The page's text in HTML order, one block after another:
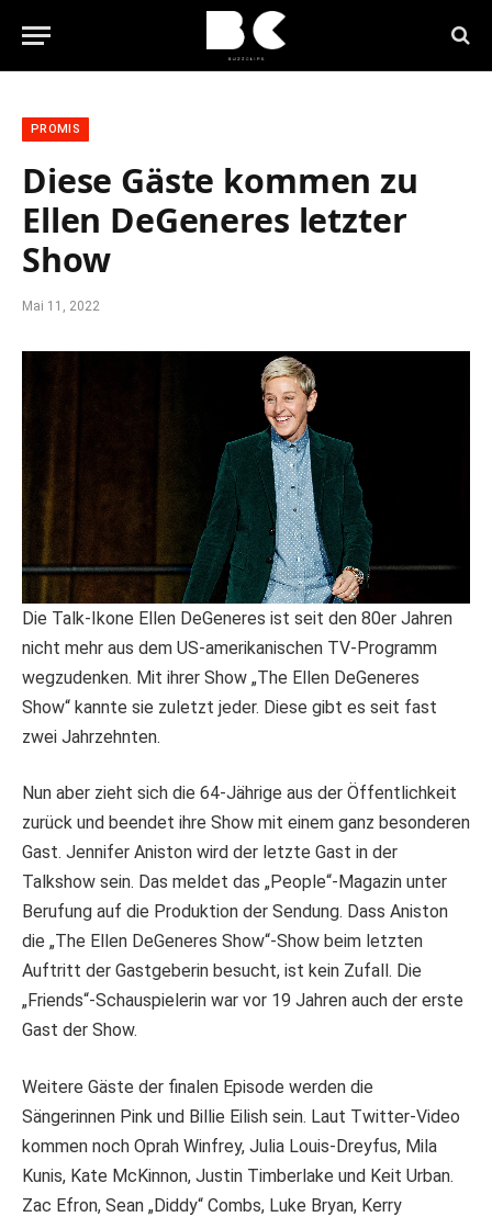
PROMIS
Diese Gäste kommen zu
Ellen DeGeneres letzter
Show
Mai 11, 2022
Die Talk-Ikone Ellen DeGeneres ist seit den 80er Jahren
nicht mehr aus dem US-amerikanischen TV-Programm
wegzudenken. Mit ihrer Show „The Ellen DeGeneres
Show“ kannte sie zuletzt jeder. Diese gibt es seit fast
zwei Jahrzehnten.
Nun aber zieht sich die 64-Jährige aus der Öffentlichkeit
zurück und beendet ihre Show mit einem ganz besonderen
Gast. Jennifer Aniston wird der letzte Gast in der
Talkshow sein. Das meldet das „People“-Magazin unter
Berufung auf die Produktion der Sendung. Dass Aniston
die „The Ellen DeGeneres Show“-Show beim letzten
Auftritt der Gastgeberin besucht, ist kein Zufall. Die
„Friends“-Schauspielerin war vor 19 Jahren auch der erste
Gast der Show.
Weitere Gäste der finalen Episode werden die
Sängerinnen Pink und Billie Eilish sein. Laut Twitter-Video
kommen noch Oprah Winfrey, Julia Louis-Dreyfus, Mila
Kunis, Kate McKinnon, Justin Timberlake und Keit Urban.
Zac Efron, Sean „Diddy“ Combs, Luke Bryan, Kerry